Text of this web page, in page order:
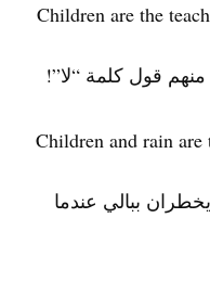
!”Children are the
قول كلمة “لا”!
.Children and rain
ببالي عندما